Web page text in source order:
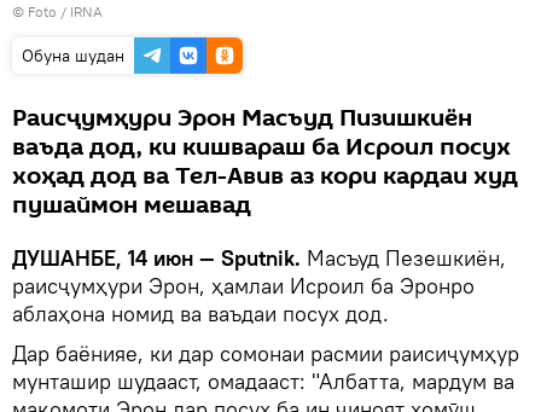
© Foto / IRNA
Обуна шудан
Раисҷумҳури Эрон Масъуд Пизишкиён
ваъда дод, ки кишвараш ба Исроил посух
хоҳад дод ва Тел-Авив аз кори кардаи худ
пушаймон мешавад
ДУШАНБЕ, 14 июн — Sputnik. Масъуд Пезешкиён,
раисҷумҳури Эрон, ҳамлаи Исроил ба Эронро
аблаҳона номид ва ваъдаи посух дод.
Дар баёнияе, ки дар сомонаи расмии раисиҷумҳур
мунташир шудааст, омадааст: "Албатта, мардум ва